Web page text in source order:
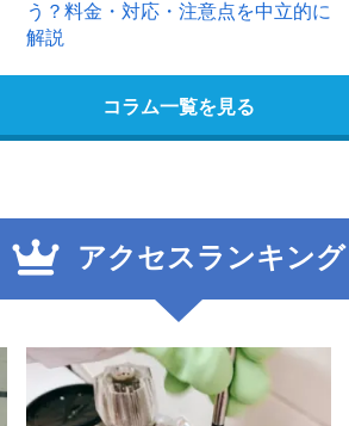
う？料金・対応・注意点を中立的に
解説
コラム一覧を見る
アクセスランキング
2